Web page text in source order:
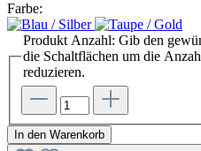
Farbe:
Produkt Anzahl: Gib den
die Schaltflächen um die
reduzieren.
In den Warenkorb